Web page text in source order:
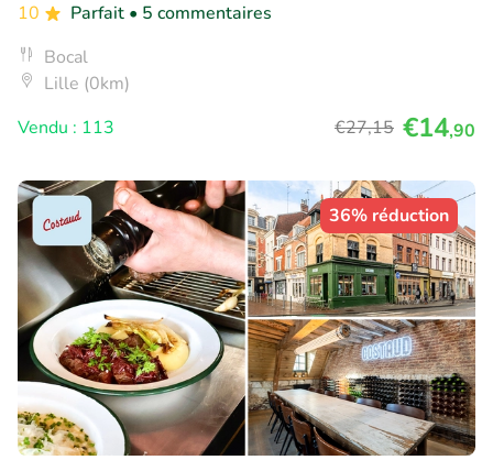
10
Parfait • 5 commentaires
Bocal
Lille (0km)
Vendu : 113
€27,15 €14,90
36% réduction